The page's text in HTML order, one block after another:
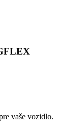
vaše vozidlo.